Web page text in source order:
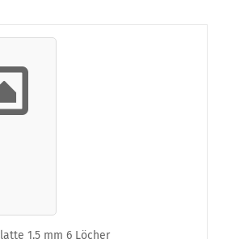
1.5 mm 6 Löcher